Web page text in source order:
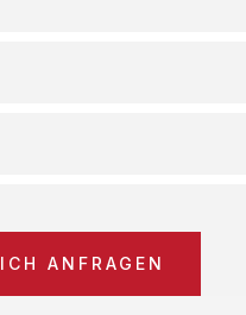
ANFRAGEN